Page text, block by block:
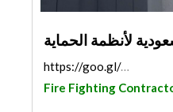
لأنظمة الحماية
https://goo.gl/maps/VtLD924quTz1HK5W9
Fire Fighting